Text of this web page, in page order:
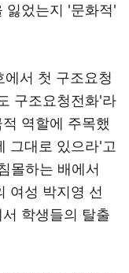
잃었는지 '문화적'
서 첫 구조요청
구조요청전화'라
역할에 주목했
그대로 있으라'고
몰하는 배에서
여성 박지영 선
학생들의 탈출